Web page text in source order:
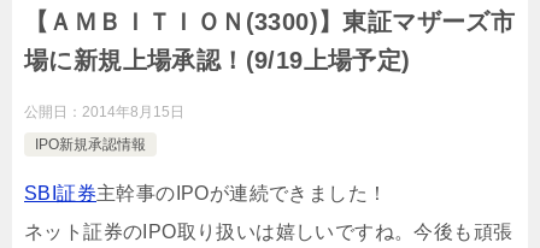
【ＡＭＢＩＴＩＯＮ(3300)】東証マザーズ市
場に新規上場承認！(9/19上場予定)
公開日： 2014年8月15日
IPO新規承認情報
SBI証券主幹事のIPOが連続できました！
ネット証券のIPO取り扱いは嬉しいですね。今後も頑張